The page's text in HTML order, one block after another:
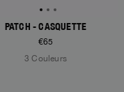
PATCH - CASQUETTE
€65
3 Couleurs